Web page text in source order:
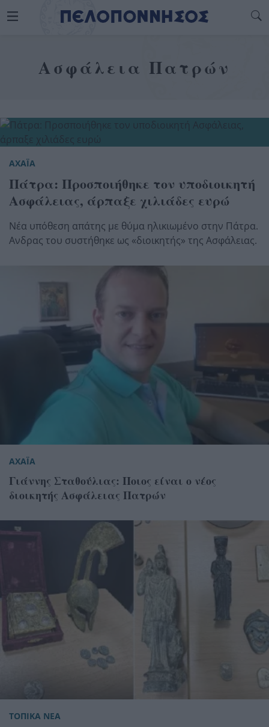
Ασφάλεια Πατρών
ΑΧΑΪΑ
Πάτρα: Προσποιήθηκε τον υποδιοικητή
Ασφάλειας, άρπαξε χιλιάδες ευρώ
Νέα υπόθεση απάτης με θύμα ηλικιωμένο στην Πάτρα.
Ανδρας του συστήθηκε ως «διοικητής» της Ασφάλειας.
ΑΧΑΪΑ
Γιάννης Σταθούλιας: Ποιος είναι ο νέος
διοικητής Ασφάλειας Πατρών
ΤΟΠΙΚΑ ΝΕΑ